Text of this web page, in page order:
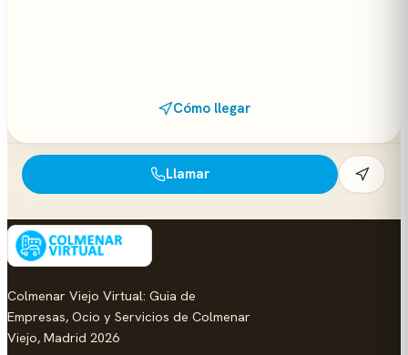
Cómo llegar
Llamar
Colmenar Viejo Virtual: Guia de
Empresas, Ocio y Servicios de Colmenar
Viejo, Madrid 2026